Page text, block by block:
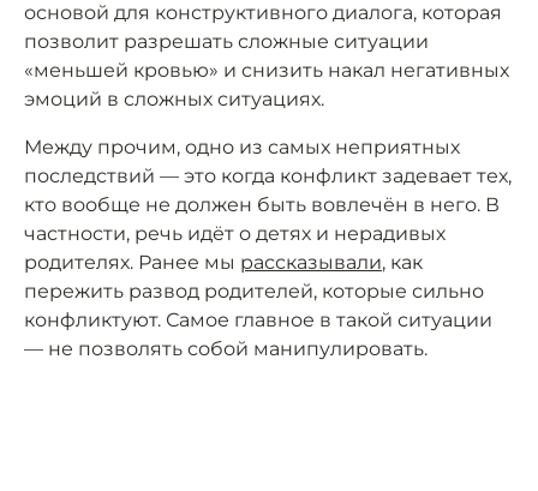
основой для конструктивного диалога, которая
позволит разрешать сложные ситуации
«меньшей кровью» и снизить накал негативных
эмоций в сложных ситуациях.
Между прочим, одно из самых неприятных
последствий — это когда конфликт задевает тех,
кто вообще не должен быть вовлечён в него. В
частности, речь идёт о детях и нерадивых
родителях. Ранее мы рассказывали, как
пережить развод родителей, которые сильно
конфликтуют. Самое главное в такой ситуации
— не позволять собой манипулировать.